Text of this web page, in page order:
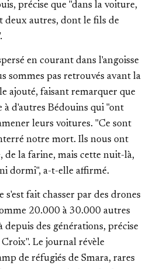
précise que "dans la voiture,
deux autres, dont le fils de
en courant dans l'angoisse
sommes pas retrouvés avant la
ajouté, faisant remarquer que
à d'autres Bédouins qui "ont
leurs voitures. "Ce sont
notre mort. Ils nous ont
de la farine, mais cette nuit-là,
dormi", a-t-elle affirmé.
s'est fait chasser par des drones
20.000 à 30.000 autres
des générations, précise
Le journal révèle
de réfugiés de Smara, rares